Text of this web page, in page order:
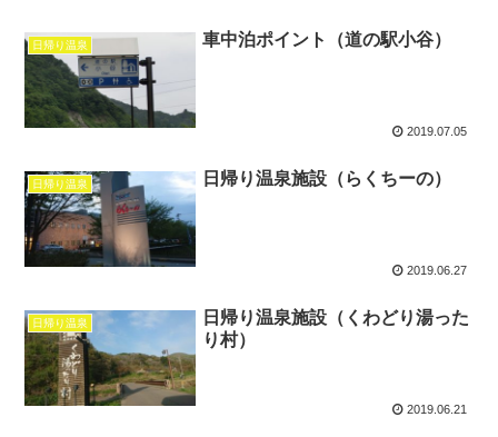
日帰り温泉 車中泊ポイント（道の駅小谷）
2019.07.05
日帰り温泉 日帰り温泉施設（らくちーの）
2019.06.27
日帰り温泉
日帰り温泉施設（くわどり湯った
り村）
2019.06.21